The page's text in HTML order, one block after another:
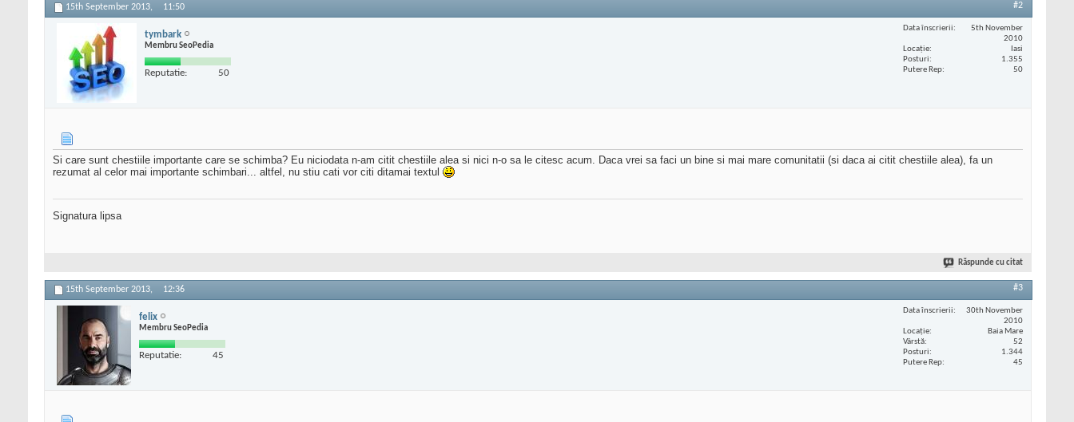
15th September 2013, 11:50 #2
tymbark
Membru SeoPedia
Reputatie: 50
Data înscrierii
5th November
2010
Locaţie
Iasi
Posturi
1.355
Putere Rep
50
Si care sunt chestiile importante care se schimba? Eu niciodata n-am citit chestiile alea si nici n-o sa le citesc acum. Daca vrei sa faci un bine si mai mare comunitatii (si daca ai citit chestiile alea), fa un
rezumat al celor mai importante schimbari... altfel, nu stiu cati vor citi ditamai textul
Signatura lipsa
Răspunde cu citat
15th September 2013, 12:36 #3
felix
Membru SeoPedia
Reputatie: 45
Data înscrierii
30th November
2010
Locaţie
Baia Mare
Vârstă
52
Posturi
1.344
Putere Rep
45